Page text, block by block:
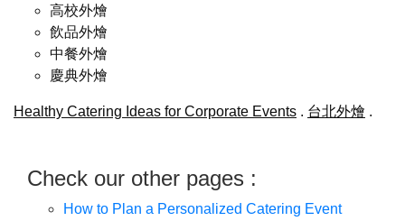
高校外燴
飲品外燴
中餐外燴
慶典外燴
Healthy Catering Ideas for Corporate Events . 台北外燴 .
Check our other pages :
How to Plan a Personalized Catering Event